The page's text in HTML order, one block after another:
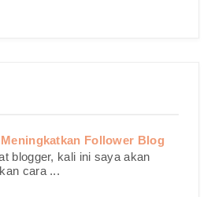
Follower Blog
blogger, kali ini saya akan
cara ...